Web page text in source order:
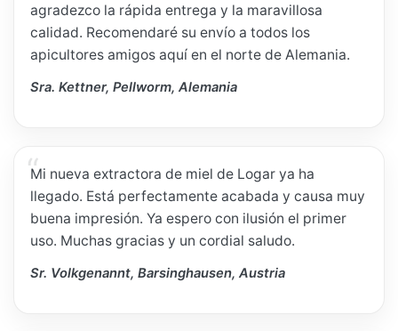
agradezco la rápida entrega y la maravillosa
calidad. Recomendaré su envío a todos los
apicultores amigos aquí en el norte de Alemania.
Sra. Kettner, Pellworm, Alemania
Mi nueva extractora de miel de Logar ya ha
llegado. Está perfectamente acabada y causa muy
buena impresión. Ya espero con ilusión el primer
uso. Muchas gracias y un cordial saludo.
Sr. Volkgenannt, Barsinghausen, Austria